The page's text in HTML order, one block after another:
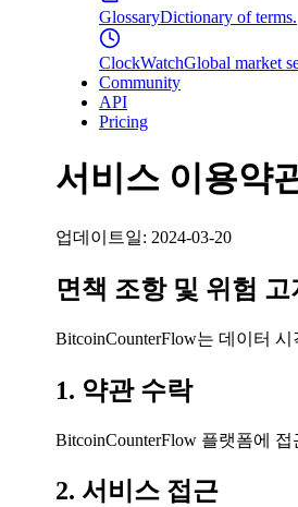
GlossaryDictionary of terms.
ClockWatchGlobal market
Community
API
Pricing
서비스 이용약
업데이트일: 2024-03-20
면책 조항 및 위험 고
BitcoinCounterFlow는 데이터
1. 약관 수락
BitcoinCounterFlow 플랫폼에
2. 서비스 접근